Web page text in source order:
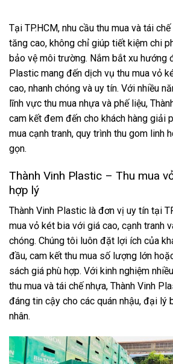
Tại TP.HCM, nhu cầu thu mua và tái
tăng cao, không chỉ giúp tiết kiệm chi
bảo vệ môi trường. Nắm bắt xu hướng
Plastic mang đến dịch vụ thu mua vỏ
cao, nhanh chóng và uy tín. Với nhiều
lĩnh vực thu mua nhựa và phế liệu,
cam kết đem đến cho khách hàng giải
mua cạnh tranh, quy trình thu gom linh
gọn.
Thành Vinh Plastic – Thu mua
hợp lý
Thành Vinh Plastic là đơn vị uy tín tại
mua vỏ két bia với giá cao, cạnh tranh
chóng. Chúng tôi luôn đặt lợi ích của
đầu, cam kết thu mua số lượng lớn
sách giá phù hợp. Với kinh nghiệm
thu mua và tái chế nhựa, Thành Vinh
đáng tin cậy cho các quán nhậu, đại lý
nhân.